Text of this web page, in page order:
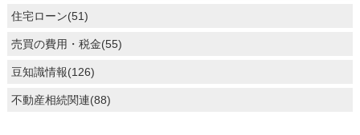
住宅ローン(51)
売買の費用・税金(55)
豆知識情報(126)
不動産相続関連(88)